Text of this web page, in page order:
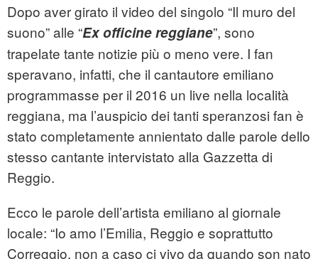
Dopo aver girato il video del singolo “Il muro del
suono” alle “Ex officine reggiane”, sono
trapelate tante notizie più o meno vere. I fan
speravano, infatti, che il cantautore emiliano
programmasse per il 2016 un live nella località
reggiana, ma l’auspicio dei tanti speranzosi fan è
stato completamente annientato dalle parole dello
stesso cantante intervistato alla Gazzetta di
Reggio.
Ecco le parole dell’artista emiliano al giornale
locale: “Io amo l’Emilia, Reggio e soprattutto
Correggio, non a caso ci vivo da quando son nato